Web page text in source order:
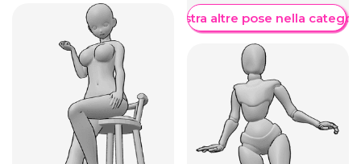
Mostra altre pose nella